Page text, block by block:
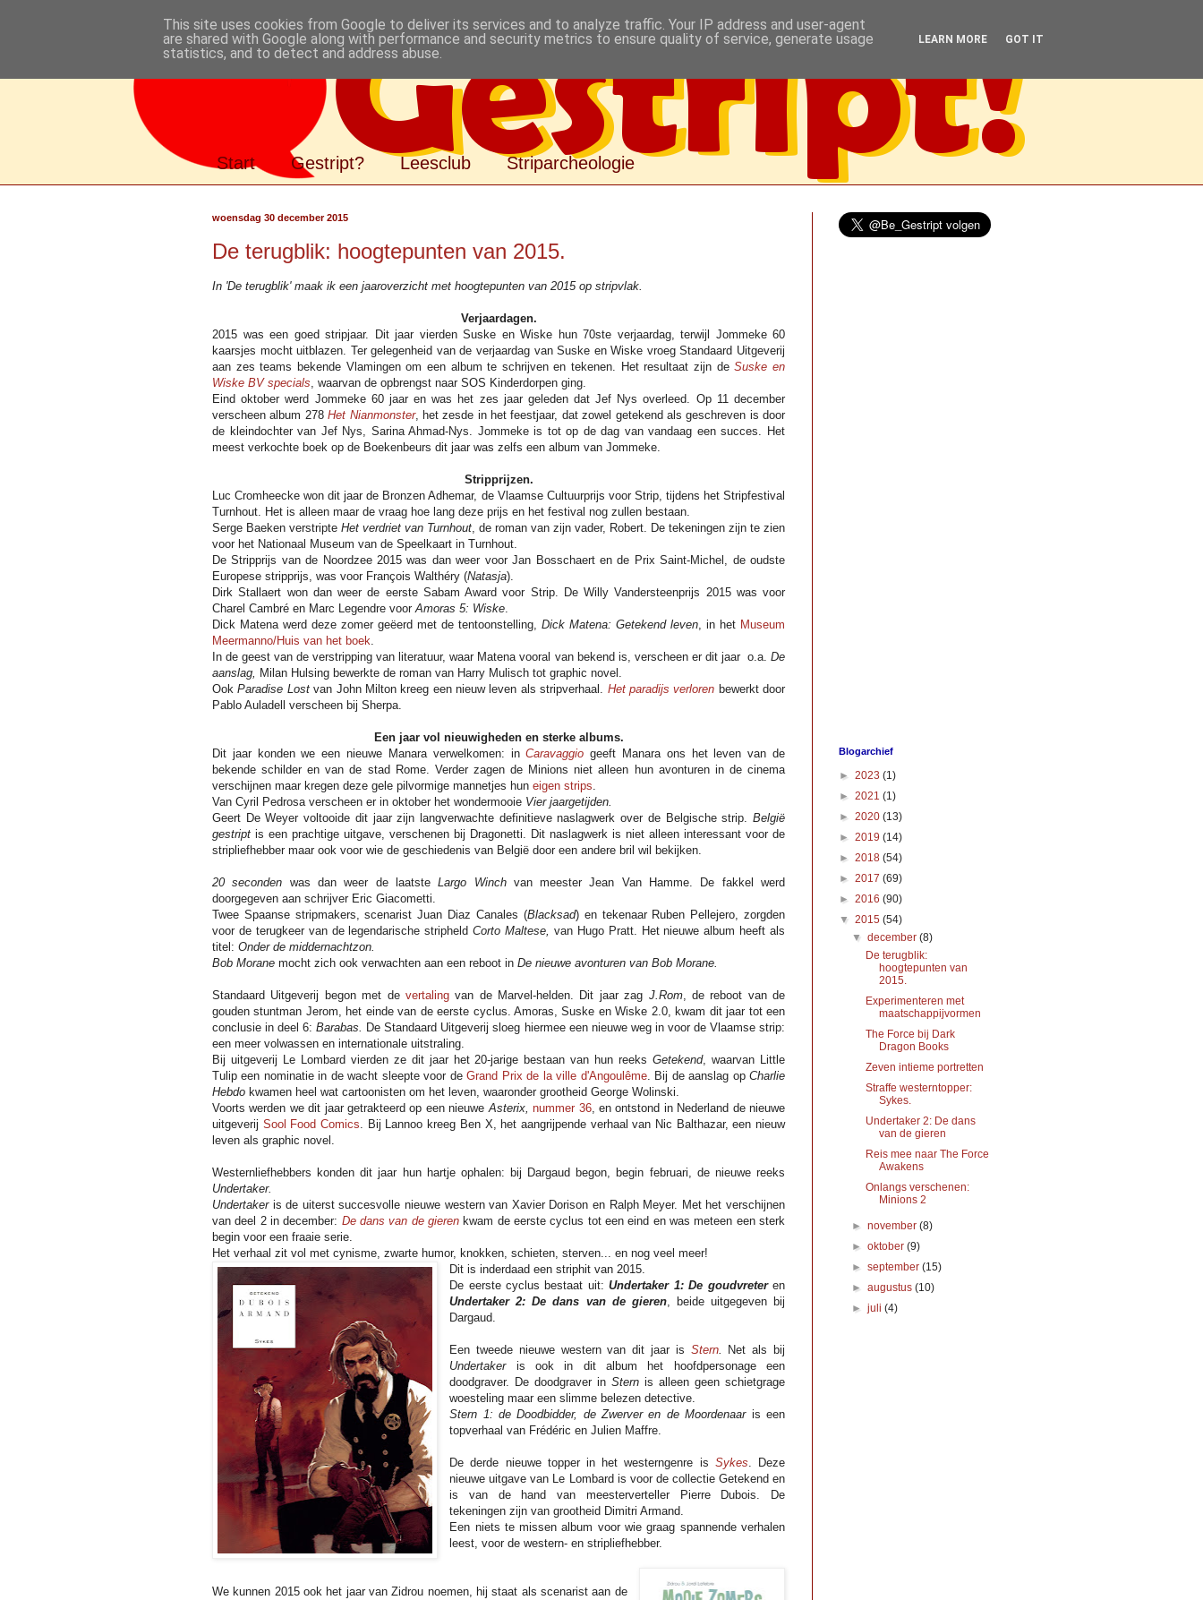
Gestript
Start Gestript? Leesclub Striparcheologie
woensdag 30 december 2015
De terugblik: hoogtepunten van 2015.
In 'De terugblik' maak ik een jaaroverzicht met hoogtepunten van 2015 op stripvlak.
Verjaardagen.
2015 was een goed stripjaar. Dit jaar vierden Suske en Wiske hun 70ste verjaardag, terwijl Jommeke 60
kaarsjes mocht uitblazen. Ter gelegenheid van de verjaardag van Suske en Wiske vroeg Standaard Uitgeverij
aan zes teams bekende Vlamingen om een album te schrijven en tekenen. Het resultaat zijn deSuske en
Wiske BV specials, waarvan de opbrengst naar SOS Kinderdorpen ging.
Eind oktober werd Jommeke 60 jaar en was het zes jaar geleden dat Jef Nys overleed. Op 11 december
verscheen album 278Het Nianmonster, het zesde in het feestjaar, dat zowel getekend als geschreven is door
de kleindochter van Jef Nys, Sarina Ahmad-Nys. Jommeke is tot op de dag van vandaag een succes. Het
meest verkochte boek op de Boekenbeurs dit jaar was zelfs een album van Jommeke.
Stripprijzen.
Luc Cromheecke won dit jaar de Bronzen Adhemar, de Vlaamse Cultuurprijs voor Strip, tijdens het Stripfestival
Turnhout. Het is alleen maar de vraag hoe lang deze prijs en het festival nog zullen bestaan.
Serge Baeken verstripte Het verdriet van Turnhout, de roman van zijn vader, Robert. De tekeningen zijn te zien
voor het Nationaal Museum van de Speelkaart in Turnhout.
De Stripprijs van de Noordzee 2015 was dan weer voor Jan Bosschaert en de Prix Saint-Michel, de oudste
Europese stripprijs, was voor François Walthéry (Natasja).
Dirk Stallaert won dan weer de eerste Sabam Award voor Strip. De Willy Vandersteenprijs 2015 was voor
Charel Cambré en Marc Legendre voorAmoras 5: Wiske.
Dick Matena werd deze zomer geëerd met de tentoonstelling, Dick Matena: Getekend leven, in het Museum
Meermanno/Huis van het boek.
In de geest van de verstripping van literatuur, waar Matena vooral van bekend is, verscheen er dit jaar o.a. De
aanslag, Milan Hulsing bewerkte de roman van Harry Mulisch tot graphic novel.
OokParadise Lostvan John Milton kreeg een nieuw leven als stripverhaal. Het paradijs verloren bewerkt door
Pablo Auladell verscheen bij Sherpa.
Een jaar vol nieuwigheden en sterke albums.
Dit jaar konden we een nieuwe Manara verwelkomen: inCaravaggio geeft Manara ons het leven van de
bekende schilder en van de stad Rome. Verder zagen de Minions niet alleen hun avonturen in de cinema
verschijnen maar kregen deze gele pilvormige mannetjes hun eigen strips.
Van Cyril Pedrosa verscheen er in oktober het wondermooie Vier jaargetijden.
Geert De Weyer voltooide dit jaar zijn langverwachte definitieve naslagwerk over de Belgische strip. België
gestript is een prachtige uitgave, verschenen bij Dragonetti. Dit naslagwerk is niet alleen interessant voor de
stripliefhebber maar ook voor wie de geschiedenis van België door een andere bril wil bekijken.
20 seconden was dan weer de laatsteLargo Winchvan meester Jean Van Hamme. De fakkel werd
doorgegeven aan schrijver Eric Giacometti.
Twee Spaanse stripmakers, scenarist Juan Diaz Canales (Blacksad) en tekenaar Ruben Pellejero, zorgden
voor de terugkeer van de legendarische stripheldCorto Maltese, van Hugo Pratt. Het nieuwe album heeft als
titel: Onder de middernachtzon.
Bob Morane mocht zich ook verwachten aan een reboot in De nieuwe avonturen van Bob Morane.
Standaard Uitgeverij begon met de vertalingvan de Marvel-helden. Dit jaar zag J.Rom, de reboot van de
gouden stuntman Jerom, het einde van de eerste cyclus. Amoras, Suske en Wiske 2.0, kwam dit jaar tot een
conclusie in deel 6:Barabas. De Standaard Uitgeverij sloeg hiermee een nieuwe weg in voor de Vlaamse strip:
een meer volwassen en internationale uitstraling.
Bij uitgeverij Le Lombard vierden ze dit jaar het 20-jarige bestaan van hun reeksGetekend, waarvan Little
Tulip een nominatie in de wacht sleepte voor deGrand Prix de la ville d'Angoulême. Bij de aanslag opCharlie
Hebdo kwamen heel wat cartoonisten om het leven, waaronder grootheid George Wolinski.
Voorts werden we dit jaar getrakteerd op een nieuweAsterix,nummer 36, en ontstond in Nederland de nieuwe
uitgeverij Sool Food Comics. Bij Lannoo kreeg Ben X, het aangrijpende verhaal van Nic Balthazar, een nieuw
leven als graphic novel.
Westernliefhebbers konden dit jaar hun hartje ophalen: bij Dargaud begon, begin februari, de nieuwe reeks
Undertaker.
Undertakeris de uiterst succesvolle nieuwe western van Xavier Dorison en Ralph Meyer. Met het verschijnen
van deel 2 in december: De dans van de gieren kwam de eerste cyclus tot een eind en was meteen een sterk
begin voor een fraaie serie.
Het verhaal zit vol met cynisme, zwarte humor, knokken, schieten, sterven... en nog veel meer!
Dit is inderdaad een striphit van 2015.
De eerste cyclus bestaat uit:Undertaker 1: De goudvreteren
Undertaker 2: De dans van de gieren, beide uitgegeven bij
Dargaud.
Een tweede nieuwe western van dit jaar is Stern.
Net als bij
Undertakeris ook in dit album het hoofdpersonage een
doodgraver. De doodgraver inStern is alleen geen schietgrage
woesteling maar een slimme belezen detective.
Stern 1: de Doodbidder, de Zwerver en de Moordenaaris een
topverhaal van Frédéric en Julien Maffre.
De derde nieuwe topper in het westerngenre is Sykes. Deze
nieuwe uitgave van Le Lombard is voor de collectie Getekend en
is van de hand van meesterverteller Pierre Dubois. De
tekeningen zijn van grootheid Dimitri Armand.
Een niets te missen album voor wie graag spannende verhalen
leest, voor de western- en stripliefhebber.
We kunnen 2015 ook het jaar van Zidrou noemen, hij staat als scenarist aan de
Blogarchief
► 2023 (1)
► 2021 (1)
► 2020 (13)
► 2019 (14)
► 2018 (54)
► 2017 (69)
► 2016 (90)
▼ 2015 (54)
▼december(8)
De terugblik:
hoogtepunten van
2015.
Experimenteren met
maatschappijvormen
The Force bij Dark
Dragon Books
Zeven intieme portretten
Straffe westerntopper:
Sykes.
Undertaker 2: De dans
van de gieren
Reis mee naar The Force
Awakens
Onlangs verschenen:
Minions 2
►november(8)
►oktober(9)
►september(15)
►augustus(10)
►juli(4)
This site uses cookies from Google to deliver its services and to analyze traffic. Your IP address and user-agent
are shared with Google along with performance and security metrics to ensure quality of service, generate usage
statistics, and to detect and address abuse.
LEARN MORE GOT IT